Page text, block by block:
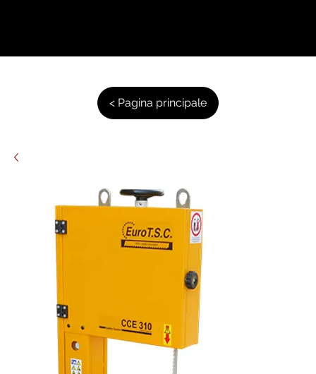
< Pagina principale